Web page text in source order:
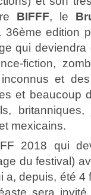
BIFFF, le
36ème edition
qui
fiction,
et
et beaucoup
britanniques,
mexicains.
2018 qui
du festival)
a, depuis, été
sera invité